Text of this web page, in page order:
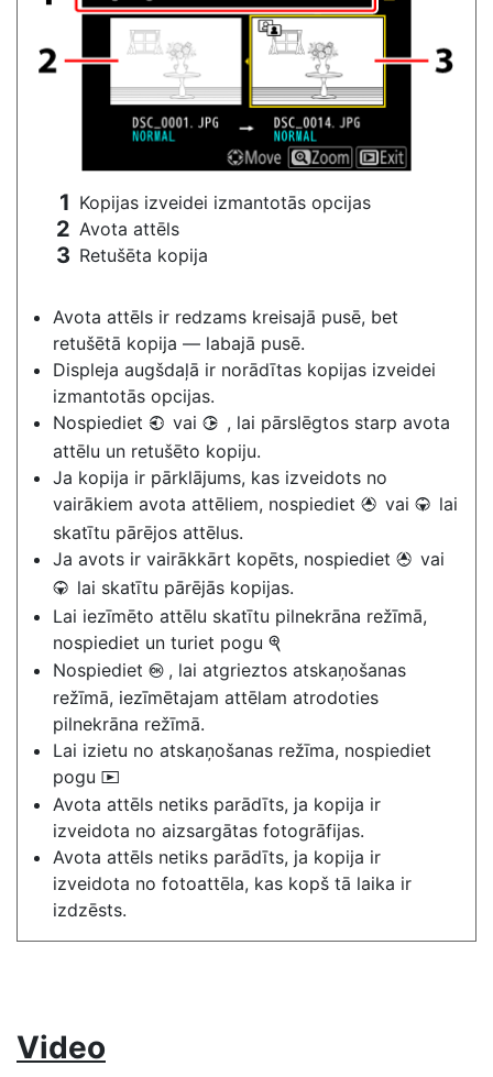
Kopijas izveidei izmantotās opcijas
Avota attēls
Retušēta kopija
Avota attēls ir redzams kreisajā pusē, bet
retušētā kopija — labajā pusē.
Displeja augšdaļā ir norādītas kopijas izveidei
izmantotās opcijas.
Nospiediet 4 vai 2 , lai pārslēgtos starp avota
attēlu un retušēto kopiju.
Ja kopija ir pārklājums, kas izveidots no
vairākiem avota attēliem, nospiediet 1 vai 3 lai
skatītu pārējos attēlus.
Ja avots ir vairākkārt kopēts, nospiediet 1 vai
3 lai skatītu pārējās kopijas.
Lai iezīmēto attēlu skatītu pilnekrāna režīmā,
nospiediet un turiet pogu X
Nospiediet J , lai atgrieztos atskaņošanas
režīmā, iezīmētajam attēlam atrodoties
pilnekrāna režīmā.
Lai izietu no atskaņošanas režīma, nospiediet
pogu K
Avota attēls netiks parādīts, ja kopija ir
izveidota no aizsargātas fotogrāfijas.
Avota attēls netiks parādīts, ja kopija ir
izveidota no fotoattēla, kas kopš tā laika ir
izdzēsts.
Video